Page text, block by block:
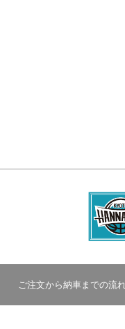
ご注文から納車までの流